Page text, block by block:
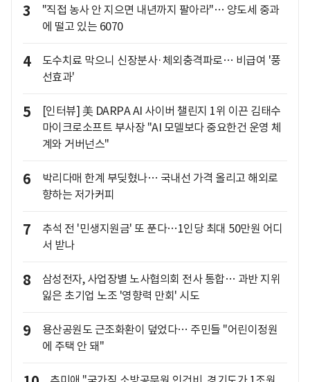
3
"직접 농사 안 지으면 내년까지 팔아라"… 양도세 중과
에 떨고 있는 6070
4
도수치료 막으니 신장분사·체외충격파로… 비급여 '풍
선효과'
5
[인터뷰] 美 DARPA AI 사이버 챌린지 1위 이끈 김태수
마이크로소프트 부사장 "AI 모델보다 중요한건 운영 체
계와 거버넌스"
6
박리다매 한계 부딪혔나… 국내선 가격 올리고 해외로
향하는 저가커피
7
추석 전 '민생지원금' 또 푼다…1인당 최대 50만원 어디
서 받나
8
삼성전자, 사업장별 노사협의회 전사 통합… 과반 지위
잃은 초기업 노조 '영향력 만회' 시도
9
용산공원도 근조화환이 덮었다… 주민들 "어린이정원
에 주택 안 돼"